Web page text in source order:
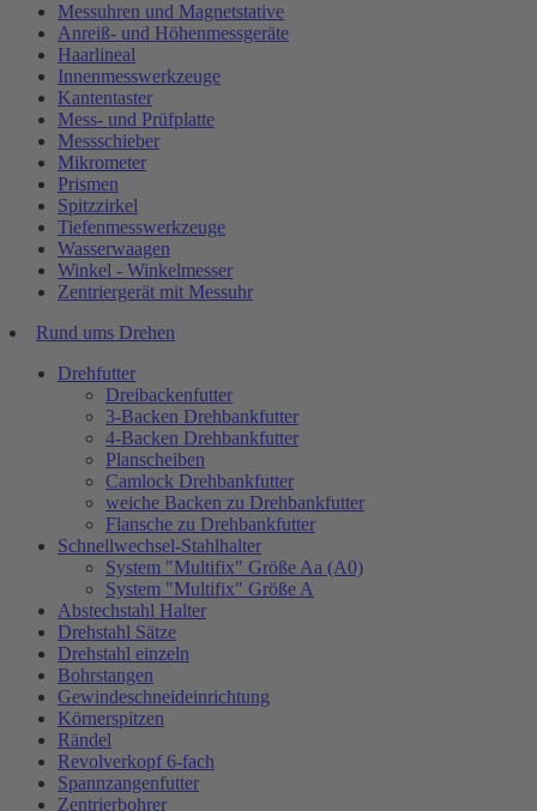
Messuhren und Magnetstative
Anreiß- und Höhenmessgeräte
Haarlineal
Innenmesswerkzeuge
Kantentaster
Mess- und Prüfplatte
Messschieber
Mikrometer
Prismen
Spitzzirkel
Tiefenmesswerkzeuge
Wasserwaagen
Winkel - Winkelmesser
Zentriergerät mit Messuhr
Rund ums Drehen
Drehfutter
Dreibackenfutter
3-Backen Drehbankfutter
4-Backen Drehbankfutter
Planscheiben
Camlock Drehbankfutter
weiche Backen zu Drehbankfutter
Flansche zu Drehbankfutter
Schnellwechsel-Stahlhalter
System "Multifix" Größe Aa (A0)
System "Multifix" Größe A
Abstechstahl Halter
Drehstahl Sätze
Drehstahl einzeln
Bohrstangen
Gewindeschneideinrichtung
Körnerspitzen
Rändel
Revolverkopf 6-fach
Spannzangenfutter
Zentrierbohrer